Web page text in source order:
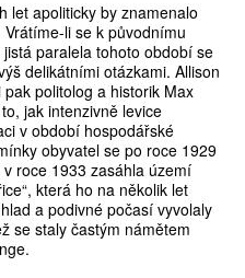
let apoliticky by znamenalo
li se k původnímu
paralela tohoto období se
delikátními otázkami. Allison
politolog a historik Max
jak intenzivně levice
v období hospodářské
obyvatel se po roce 1929
roce 1933 zasáhla území
která ho na několik let
a podivné počasí vyvolaly
se staly častým námětem